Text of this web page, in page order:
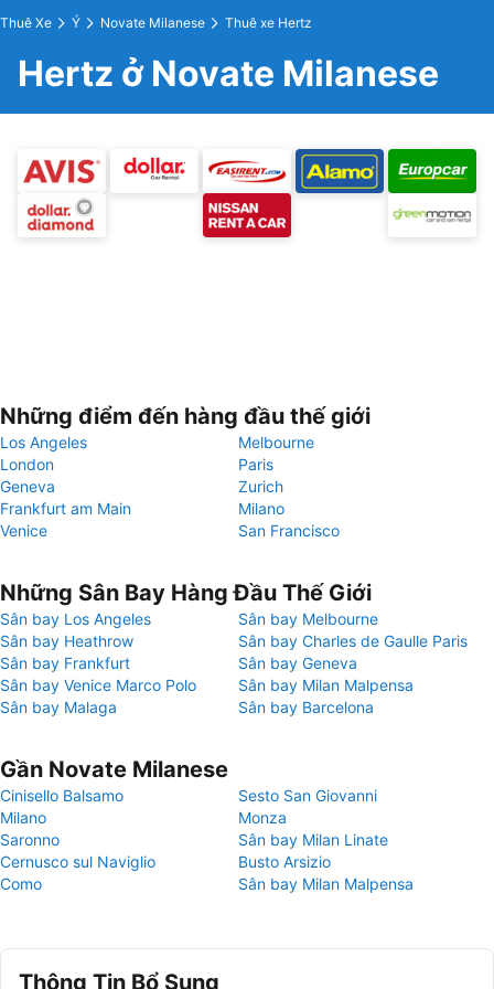
Thuê Xe Ý Novate Milanese Thuê xe Hertz
Hertz ở Novate Milanese
Những điểm đến hàng đầu thế giới
Los Angeles
Melbourne
London
Paris
Geneva
Zurich
Frankfurt am Main
Milano
Venice
San Francisco
Những Sân Bay Hàng Đầu Thế Giới
Sân bay Los Angeles
Sân bay Melbourne
Sân bay Heathrow
Sân bay Charles de Gaulle Paris
Sân bay Frankfurt
Sân bay Geneva
Sân bay Venice Marco Polo
Sân bay Milan Malpensa
Sân bay Malaga
Sân bay Barcelona
Gần Novate Milanese
Cinisello Balsamo
Sesto San Giovanni
Milano
Monza
Saronno
Sân bay Milan Linate
Cernusco sul Naviglio
Busto Arsizio
Como
Sân bay Milan Malpensa
Thông Tin Bổ Sung